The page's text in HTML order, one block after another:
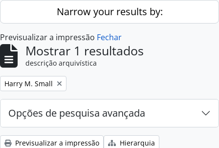
Skip to main contentNarrow your results by:
Previsualizar a impressão Fechar
Mostrar 1 resultados
descrição arquivística
Remove filter:
Harry M. Small
Opções de pesquisa avançada
Previsualizar a impressão
Hierarquia